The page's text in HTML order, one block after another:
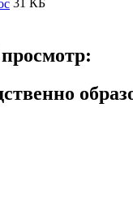
31 КБ